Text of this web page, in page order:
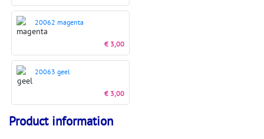
20062 magenta
€ 3,00
20063 geel
€ 3,00
Product information